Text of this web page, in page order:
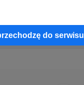
do serwisu